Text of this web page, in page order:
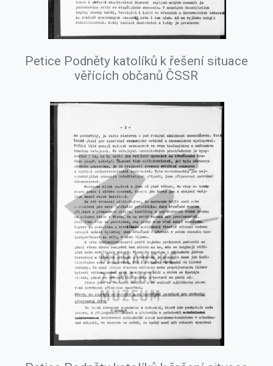
Petice Podněty katolíků k řešení situace
věřících občanů ČSSR